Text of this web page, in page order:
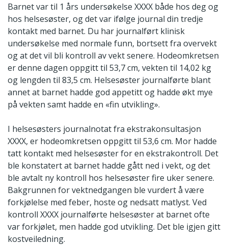
Barnet var til 1 års undersøkelse XXXX både hos deg og
hos helsesøster, og det var ifølge journal din tredje
kontakt med barnet. Du har journalført klinisk
undersøkelse med normale funn, bortsett fra overvekt
og at det vil bli kontroll av vekt senere. Hodeomkretsen
er denne dagen oppgitt til 53,7 cm, vekten til 14,02 kg
og lengden til 83,5 cm. Helsesøster journalførte blant
annet at barnet hadde god appetitt og hadde økt mye
på vekten samt hadde en «fin utvikling».
I helsesøsters journalnotat fra ekstrakonsultasjon
XXXX, er hodeomkretsen oppgitt til 53,6 cm. Mor hadde
tatt kontakt med helsesøster for en ekstrakontroll. Det
ble konstatert at barnet hadde gått ned i vekt, og det
ble avtalt ny kontroll hos helsesøster fire uker senere.
Bakgrunnen for vektnedgangen ble vurdert å være
forkjølelse med feber, hoste og nedsatt matlyst. Ved
kontroll XXXX journalførte helsesøster at barnet ofte
var forkjølet, men hadde god utvikling. Det ble igjen gitt
kostveiledning.